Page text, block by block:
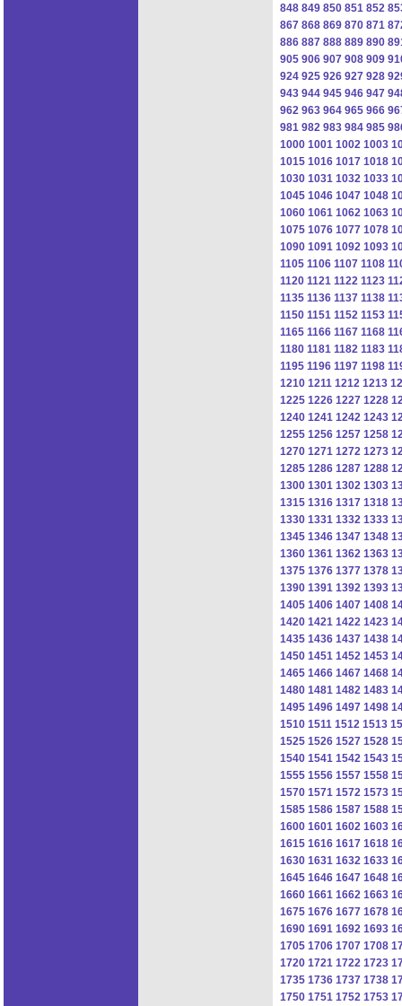
848 849 850 851 852
867 868 869 870 871
886 887 888 889 890
905 906 907 908 909
924 925 926 927 928
943 944 945 946 947
962 963 964 965 966
981 982 983 984 985
1000 1001 1002 1003
1015 1016 1017 1018
1030 1031 1032 1033
1045 1046 1047 1048
1060 1061 1062 1063
1075 1076 1077 1078
1090 1091 1092 1093
1105 1106 1107 1108
1120 1121 1122 1123
1135 1136 1137 1138
1150 1151 1152 1153
1165 1166 1167 1168
1180 1181 1182 1183
1195 1196 1197 1198
1210 1211 1212 1213
1225 1226 1227 1228
1240 1241 1242 1243
1255 1256 1257 1258
1270 1271 1272 1273
1285 1286 1287 1288
1300 1301 1302 1303
1315 1316 1317 1318
1330 1331 1332 1333
1345 1346 1347 1348
1360 1361 1362 1363
1375 1376 1377 1378
1390 1391 1392 1393
1405 1406 1407 1408
1420 1421 1422 1423
1435 1436 1437 1438
1450 1451 1452 1453
1465 1466 1467 1468
1480 1481 1482 1483
1495 1496 1497 1498
1510 1511 1512 1513
1525 1526 1527 1528
1540 1541 1542 1543
1555 1556 1557 1558
1570 1571 1572 1573
1585 1586 1587 1588
1600 1601 1602 1603
1615 1616 1617 1618
1630 1631 1632 1633
1645 1646 1647 1648
1660 1661 1662 1663
1675 1676 1677 1678
1690 1691 1692 1693
1705 1706 1707 1708
1720 1721 1722 1723
1735 1736 1737 1738
1750 1751 1752 1753